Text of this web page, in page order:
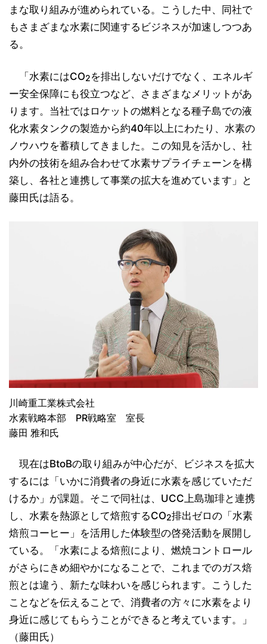
まな取り組みが進められている。こうした中、同社で
もさまざまな水素に関連するビジネスが加速しつつあ
る。
「水素にはCO2を排出しないだけでなく、エネルギ
ー安全保障にも役立つなど、さまざまなメリットがあ
ります。当社ではロケットの燃料となる種子島での液
化水素タンクの製造から約40年以上にわたり、水素の
ノウハウを蓄積してきました。この知見を活かし、社
内外の技術を組み合わせて水素サプライチェーンを構
築し、各社と連携して事業の拡大を進めています」と
藤田氏は語る。
川崎重工業株式会社
水素戦略本部 PR戦略室 室長
藤田 雅和氏
現在はBtoBの取り組みが中心だが、ビジネスを拡大
するには「いかに消費者の身近に水素を感じていただ
けるか」が課題。そこで同社は、UCC上島珈琲と連携
し、水素を熱源として焙煎するCO2排出ゼロの「水素
焙煎コーヒー」を活用した体験型の啓発活動を展開し
ている。「水素による焙煎により、燃焼コントロール
がさらにきめ細やかになることで、これまでのガス焙
煎とは違う、新たな味わいを感じられます。こうした
ことなどを伝えることで、消費者の方々に水素をより
身近に感じてもらうことができると考えています。」
（藤田氏）